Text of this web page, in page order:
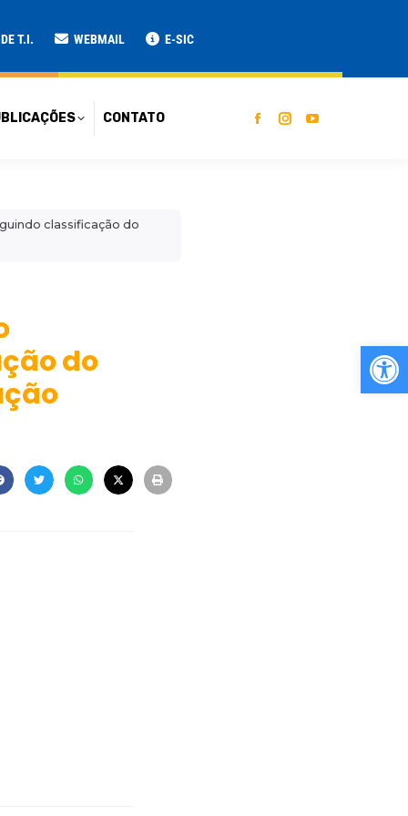
T.I. WEBMAIL E-SIC
CONTATO
classificação do
do